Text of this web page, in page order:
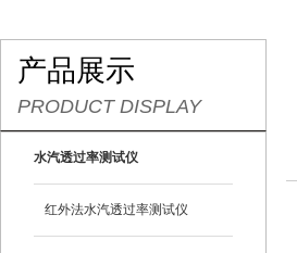
产品展示
PRODUCT DISPLAY
水汽透过率测试仪
红外法水汽透过率测试仪